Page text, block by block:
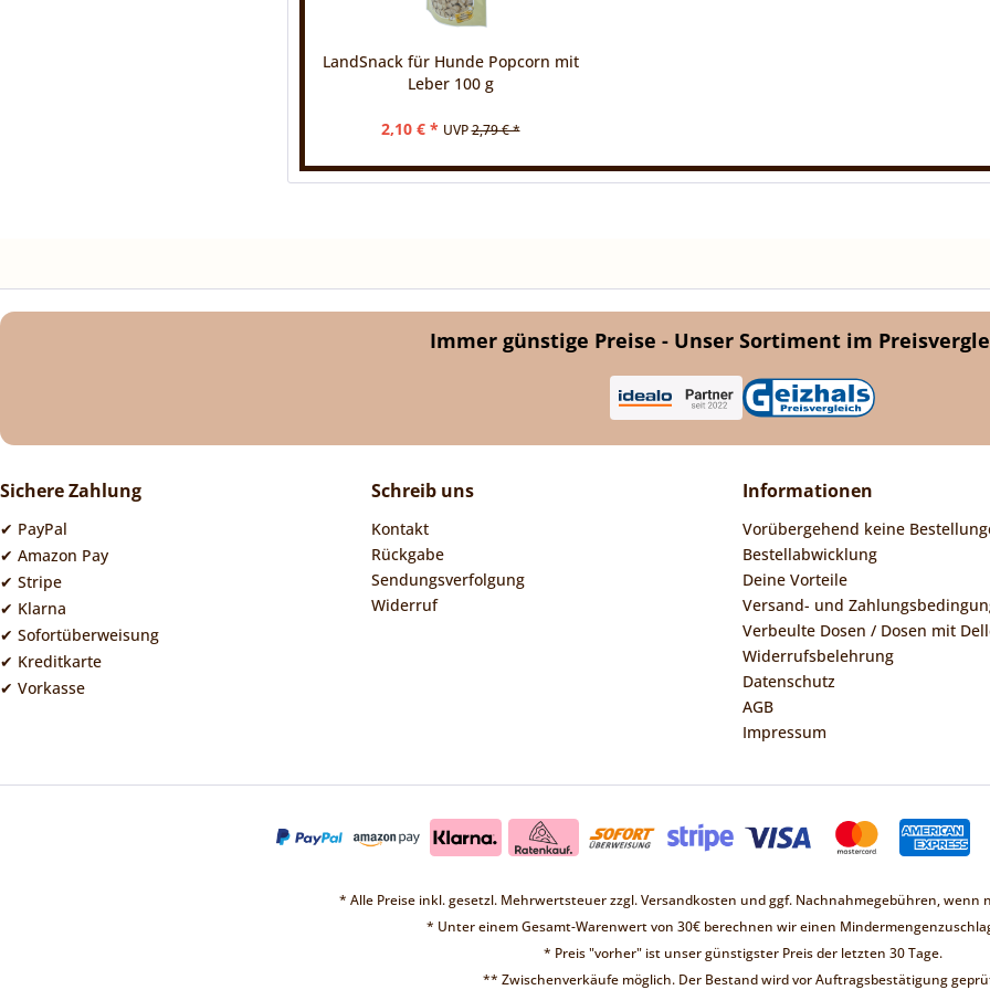
LandSnack für Hunde Popcorn mit
Leber 100 g
2,10 € * UVP2,79 € *
Immer günstige Preise - Unser Sortiment im
Sichere Zahlung
✔ PayPal
✔ Amazon Pay
✔ Stripe
✔ Klarna
✔ Sofortüberweisung
✔ Kreditkarte
✔ Vorkasse
Schreib uns
Kontakt
Rückgabe
Sendungsverfolgung
Widerruf
Informationen
Vorübergehend keine
Bestellabwicklung
Deine Vorteile
Versand- und
Verbeulte Dosen / Dosen mit
Widerrufsbelehrung
Datenschutz
AGB
Impressum
* Alle Preise inkl. gesetzl. Mehrwertsteuer zzgl.Versandkosten und ggf. Nachnahmegebühren, wenn
* Unter einem Gesamt-Warenwert von 30€ berechnen wir einen
* Preis "vorher" ist unser günstigster Preis der letzten 30 Tage.
** Zwischenverkäufe möglich. Der Bestand wird vor Auftragsbestätigung